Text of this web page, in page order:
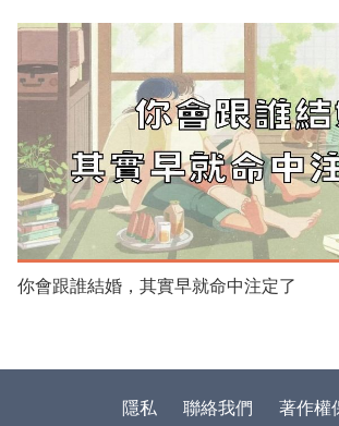
你會跟誰結婚，其實早就命中注定了
隱私 聯絡我們 著作權